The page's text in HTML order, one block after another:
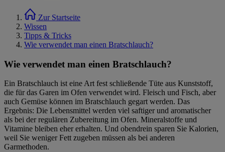
Zur Startseite
Wissen
Tipps & Tricks
Wie verwendet man einen Bratschlauch?
Wie verwendet man einen Bratschlauch?
Ein Bratschlauch ist eine Art fest schließende Tüte aus Kunststoff,
die für das Garen im Ofen verwendet wird. Fleisch und Fisch, aber
auch Gemüse können im Bratschlauch gegart werden. Das
Ergebnis: Die Lebensmittel werden viel saftiger und aromatischer
als bei der regulären Zubereitung im Ofen. Mineralstoffe und
Vitamine bleiben eher erhalten. Und obendrein sparen Sie Kalorien,
weil Sie weniger Fett zugeben müssen als bei anderen
Garmethoden.